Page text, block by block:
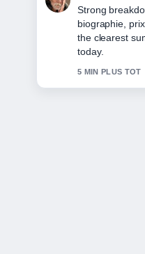
Following Ike
séparation
the balanced
7 MIN PLUS TOT